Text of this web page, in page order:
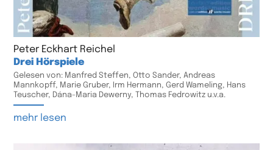
Peter Eckhart Reichel
Drei Hörspiele
Gelesen von: Manfred Steffen, Otto Sander, Andreas
Mannkopff, Marie Gruber, Irm Hermann, Gerd Wameling, Hans
Teuscher, Dána-Maria Dewerny, Thomas Fedrowitz u.v.a.
mehr lesen